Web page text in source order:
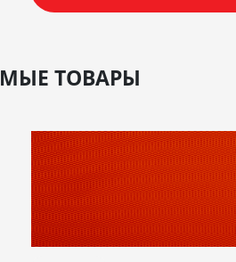
ТОВАРЫ